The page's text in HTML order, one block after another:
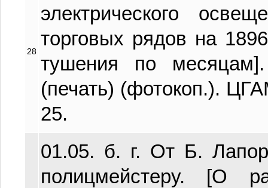
28
электрического
торговых рядов на
тушения по
(печать) (фотокоп.).
25.
01.05. б. г. От Б.
полицмейстеру. [О